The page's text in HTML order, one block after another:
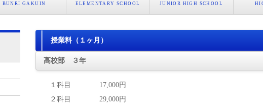
BUNRI GAKUIN ELEMENTARY SCHOOL JUNIOR HIGH SCHOOL
授業料（１ヶ月）
高校部 ３年
１科目 17,000円
２科目 29,000円